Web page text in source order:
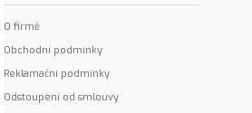
O firmě
Obchodní podmínky
Reklamační podmínky
Odstoupení od smlouvy